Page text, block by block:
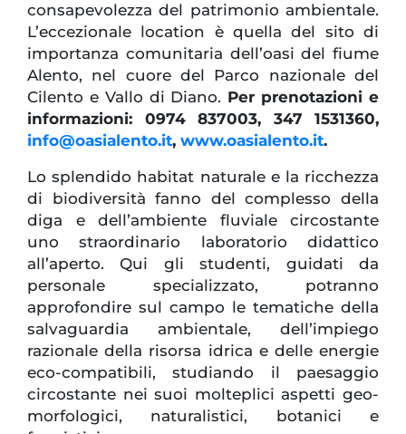
consapevolezza del patrimonio ambientale.
L’eccezionale location è quella del sito di
importanza comunitaria dell’oasi del fiume
Alento, nel cuore del Parco nazionale del
Cilento e Vallo di Diano. Per prenotazioni e
informazioni: 0974 837003, 347 1531360,
info@oasialento.it, www.oasialento.it.
Lo splendido habitat naturale e la ricchezza
di biodiversità fanno del complesso della
diga e dell’ambiente fluviale circostante
uno straordinario laboratorio didattico
all’aperto. Qui gli studenti, guidati da
personale specializzato, potranno
approfondire sul campo le tematiche della
salvaguardia ambientale, dell’impiego
razionale della risorsa idrica e delle energie
eco-compatibili, studiando il paesaggio
circostante nei suoi molteplici aspetti geo-
morfologici, naturalistici, botanici e